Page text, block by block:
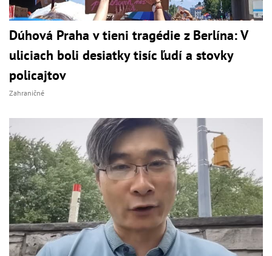
Dúhová Praha v tieni tragédie z Berlína: V
uliciach boli desiatky tisíc ľudí a stovky
policajtov
Zahraničné